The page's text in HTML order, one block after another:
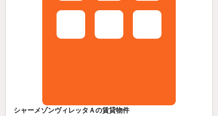
シャーメゾンヴィレッタＡの賃貸物件